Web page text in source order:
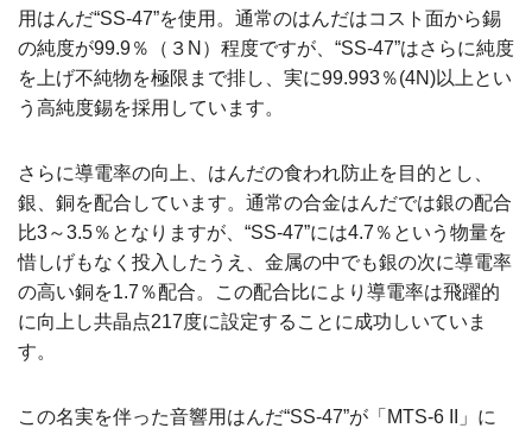
用はんだ“SS-47”を使用。通常のはんだはコスト面から錫
の純度が99.9％（３N）程度ですが、“SS-47”はさらに純度
を上げ不純物を極限まで排し、実に99.993％(4N)以上とい
う高純度錫を採用しています。
さらに導電率の向上、はんだの食われ防止を目的とし、
銀、銅を配合しています。通常の合金はんだでは銀の配合
比3～3.5％となりますが、“SS-47”には4.7％という物量を
惜しげもなく投入したうえ、金属の中でも銀の次に導電率
の高い銅を1.7％配合。この配合比により導電率は飛躍的
に向上し共晶点217度に設定することに成功しいていま
す。
この名実を伴った音響用はんだ“SS-47”が「MTS-6 II」に